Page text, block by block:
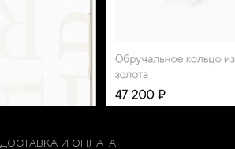
ДОСТАВКА И ОПЛАТА